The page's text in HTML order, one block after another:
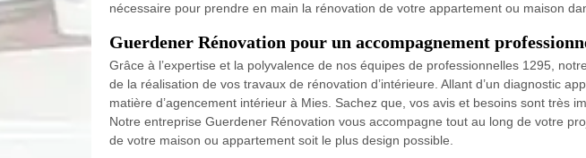
nécessaire pour prendre en main la rénovation de votre appartement ou maison
Guerdener Rénovation pour un accompagnement
Grâce à l’expertise et la polyvalence de nos équipes de professionnelles 1295,
de la réalisation de vos travaux de rénovation d’intérieure. Allant d’un diagnostic
matière d’agencement intérieur à Mies. Sachez que, vos avis et besoins sont très
Notre entreprise Guerdener Rénovation vous accompagne tout au long de votre
de votre maison ou appartement soit le plus design possible.